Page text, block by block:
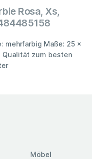
Rosa, Xs,
mehrfarbig Maße: 25 x
Qualität zum besten
Möbel